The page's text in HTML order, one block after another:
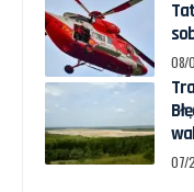
08/
07/